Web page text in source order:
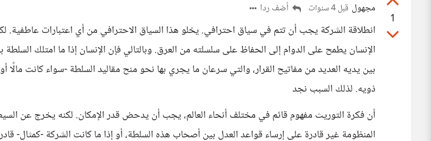
1
مجهول قبل 4 سنوات أضف ردا
انطلاقة الشركة يجب أن تتم في سياق احترافي. يخلو هذا السياق الاحترافي من أي اعتبارات عاطفية.
الإنسان يطمح على الدوام إلى الحفاظ على سلسلته من العرق. وبالتالي فإن الإنسان إذا ما امتلك
بين يديه العديد من مفاتيح القرار، والتي سرعان ما يجري بها نحو منح مقاليد السلطة -سواء كانت مالًا أو
ذويه. لذلك السبب نجد
أن فكرة التوريث مفهوم قائم في مختلف أنحاء العالم، يجب أن يدحض قدر الإمكان. لكنه يخرج عن
المنظومة غير قادرة على إرساء قواعد العدل بين أصحاب هذه السلطة، أو إذا ما كانت الشركة -كمثال-